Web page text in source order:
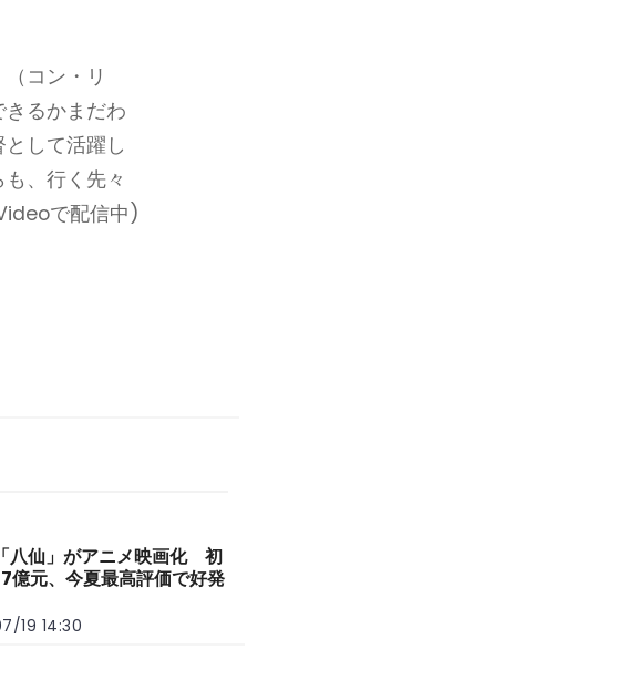
コン・リ
るかまだわ
して活躍し
、行く先々
で配信中)
八仙」がアニメ映画化 初
億元、今夏最高評価で好発
19 14:30